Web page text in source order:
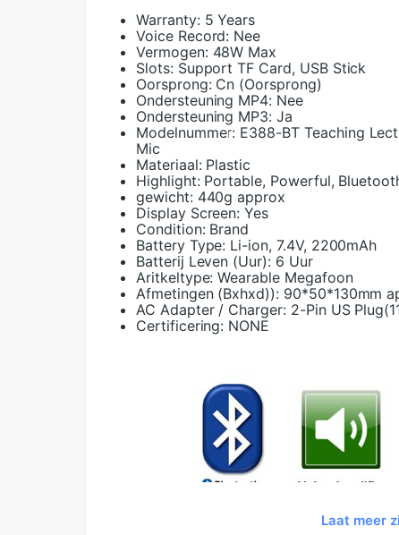
Warranty: 5 Years
Voice Record: Nee
Vermogen: 48W Max
Slots: Support TF Card, USB Stick
Oorsprong: Cn (Oorsprong)
Ondersteuning MP4: Nee
Ondersteuning MP3: Ja
Modelnummer: E388-BT Teaching
Mic
Materiaal: Plastic
Highlight: Portable, Powerful,
gewicht: 440g approx
Display Screen: Yes
Condition: Brand
Battery Type: Li-ion, 7.4V, 2200mAh
Batterij Leven (Uur): 6 Uur
Aritkeltype: Wearable Megafoon
Afmetingen (Bxhxd)): 90*50*130mm
AC Adapter / Charger: 2-Pin US
Certificering: NONE
Laat meer